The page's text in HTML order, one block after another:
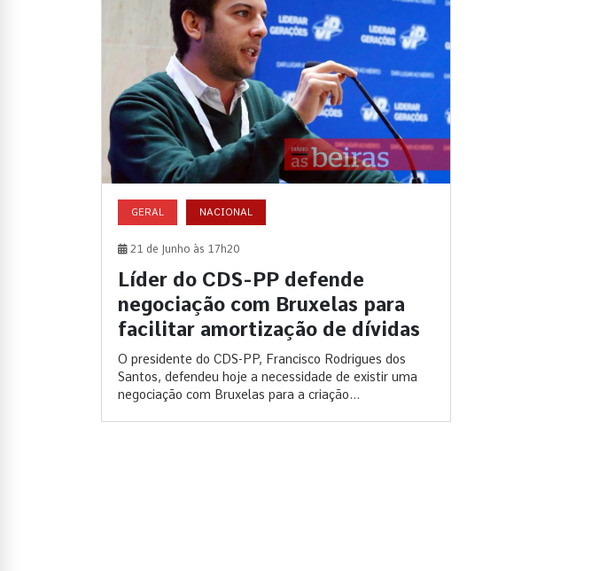
GERAL NACIONAL
21 de Junho às 17h20
Líder do CDS-PP defende
negociação com Bruxelas para
facilitar amortização de dívidas
O presidente do CDS-PP, Francisco Rodrigues dos
Santos, defendeu hoje a necessidade de existir uma
negociação com Bruxelas para a criação...